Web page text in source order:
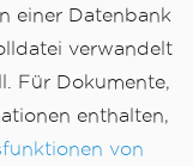
;
};
einer Datenbank
verwandelt
Für Dokumente,
enthalten,
von